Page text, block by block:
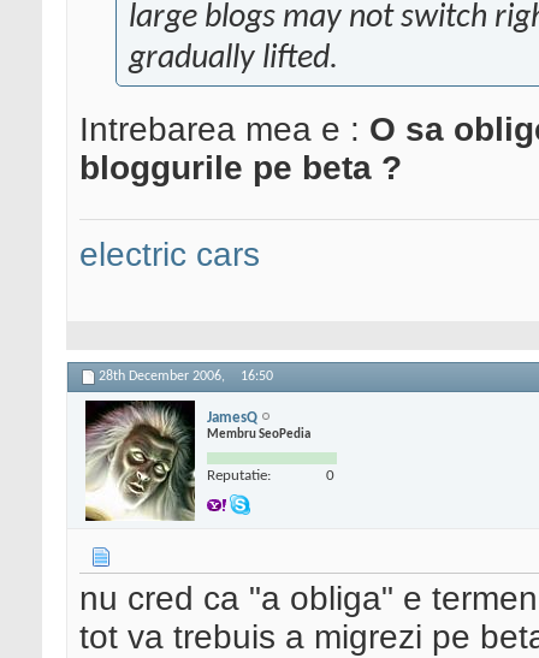
large blogs may not switch
gradually lifted.
Intrebarea mea e : O sa
bloggurile pe beta ?
electric cars
28th December 2006, 16:50
JamesQ
Membru SeoPedia
Reputatie: 0
nu cred ca "a obliga" e
tot va trebuis a migrezi pe